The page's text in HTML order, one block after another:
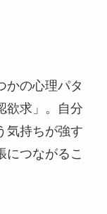
かの心理パタ
欲求」。自分
気持ちが強す
につながるこ